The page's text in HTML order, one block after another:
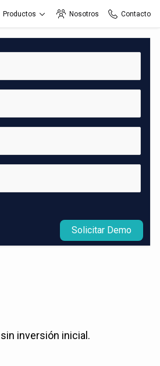
Productos Nosotros Contacto
Solicitar Demo
inversión inicial.